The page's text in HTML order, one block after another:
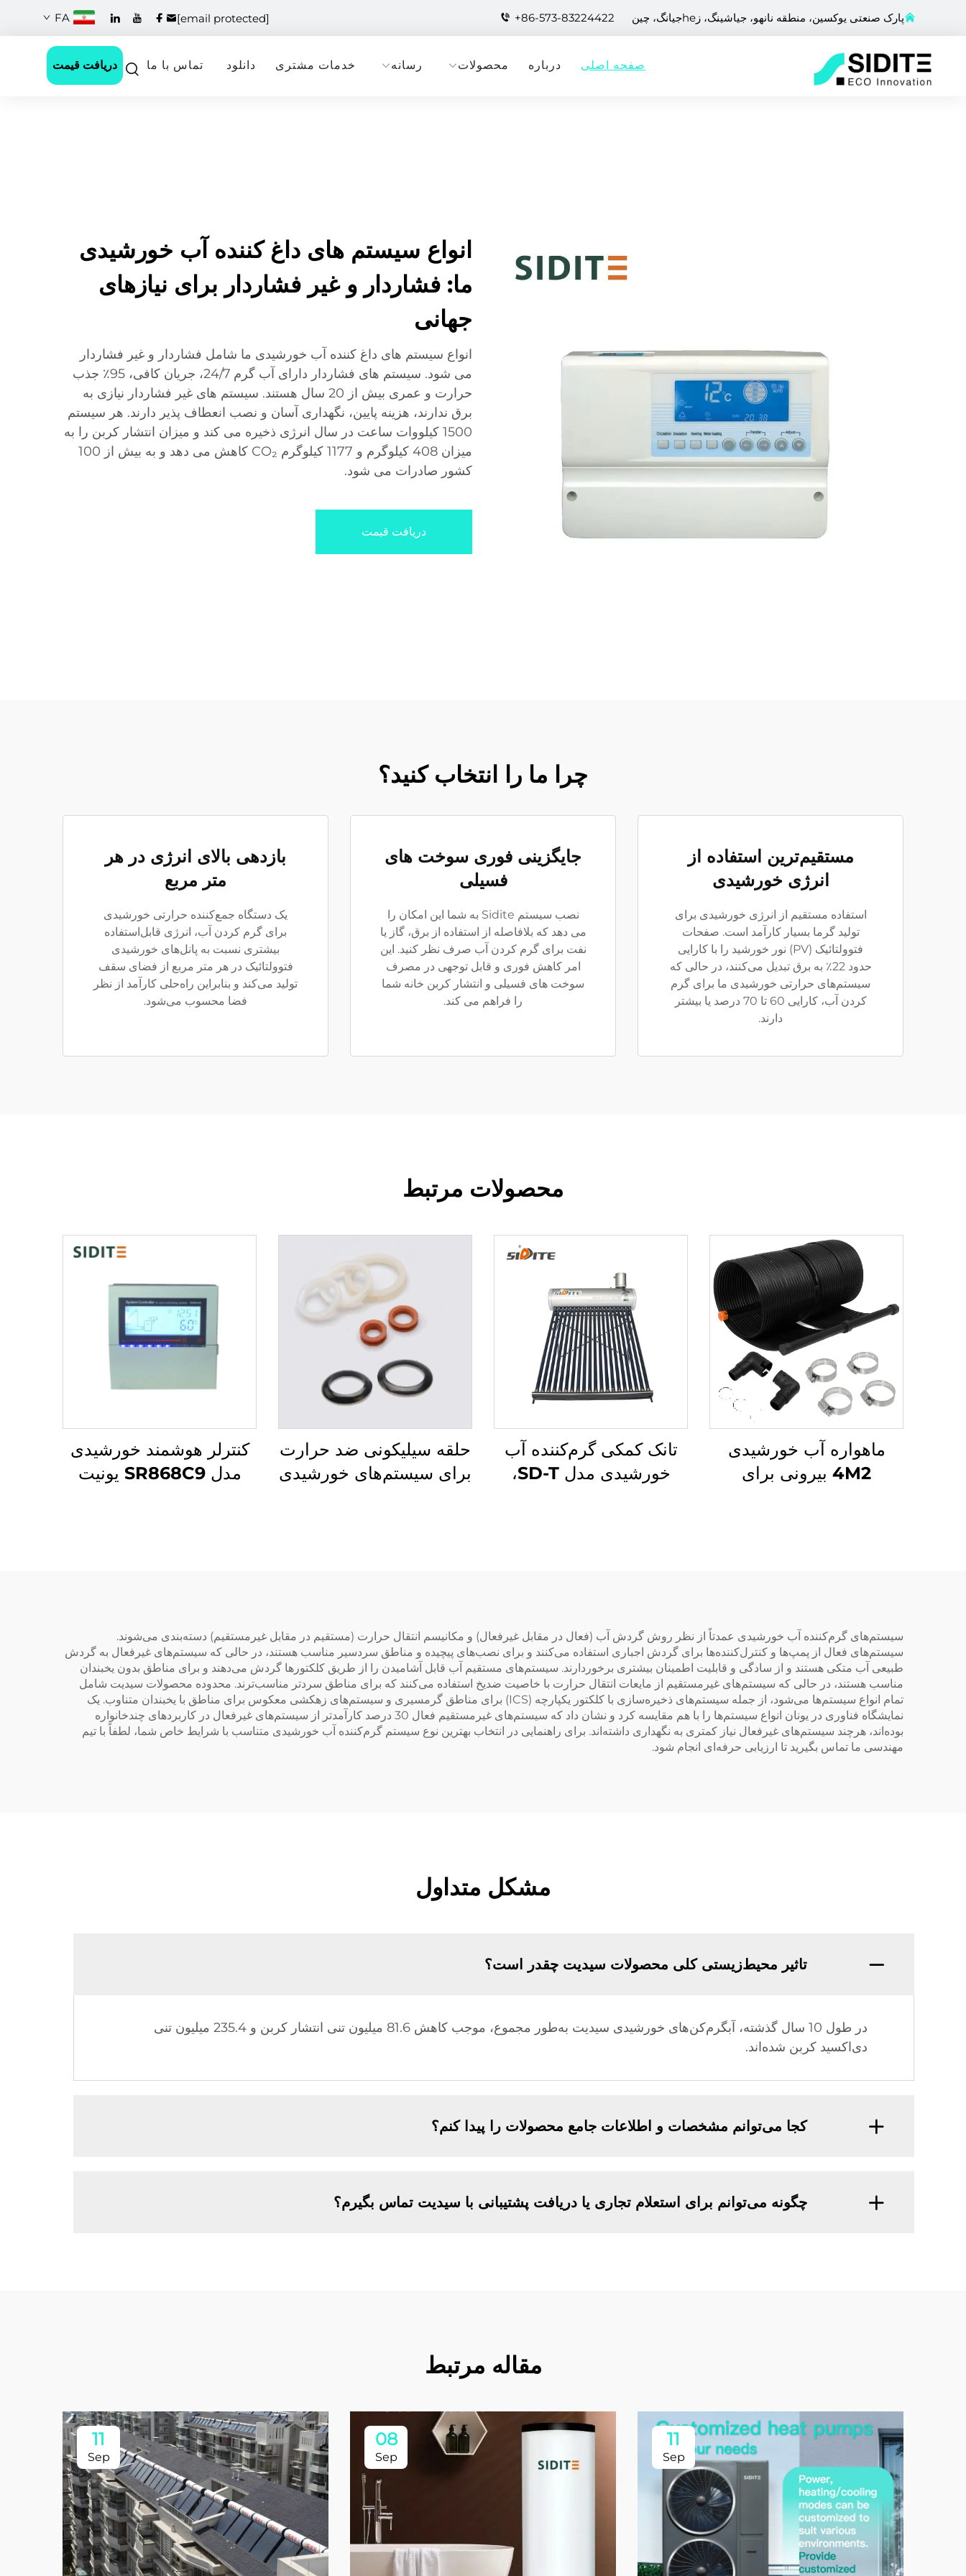
پارک صنعتی یوکسین، منطقه نانهو، جیاشینگ، زheجیانگ، چین +86-573-83224422
[email protected]
FA
صفحه اصلی درباره محصولات رسانه خدمات مشتری دانلود تماس با ما دریافت قیمت
انواع سیستم های داغ کننده آب خورشیدی
ما: فشاردار و غیر فشاردار برای نیازهای
جهانی
انواع سیستم های داغ کننده آب خورشیدی ما شامل فشاردار و غیر فشاردار
می شود. سیستم های فشاردار دارای آب گرم 24/7، جریان کافی، 95٪ جذب
حرارت و عمری بیش از 20 سال هستند. سیستم های غیر فشاردار نیازی به
برق ندارند، هزینه پایین، نگهداری آسان و نصب انعطاف پذیر دارند. هر سیستم
1500 کیلووات ساعت در سال انرژی ذخیره می کند و میزان انتشار کربن را به
میزان 408 کیلوگرم و 1177 کیلوگرم CO₂ کاهش می دهد و به بیش از 100
کشور صادرات می شود.
دریافت قیمت
چرا ما را انتخاب کنید؟
مستقیم‌ترین استفاده از
انرژی خورشیدی
استفاده مستقیم از انرژی خورشیدی برای
تولید گرما بسیار کارآمد است. صفحات
فتوولتائیک (PV) نور خورشید را با کارایی
حدود 22٪ به برق تبدیل می‌کنند، در حالی که
سیستم‌های حرارتی خورشیدی ما برای گرم
کردن آب، کارایی 60 تا 70 درصد یا بیشتر
دارند.
جایگزینی فوری سوخت های
فسیلی
نصب سیستم Sidite به شما این امکان را
می دهد که بلافاصله از استفاده از برق، گاز یا
نفت برای گرم کردن آب صرف نظر کنید. این
امر کاهش فوری و قابل توجهی در مصرف
سوخت های فسیلی و انتشار کربن خانه شما
را فراهم می کند.
بازدهی بالای انرژی در هر
متر مربع
یک دستگاه جمع‌کننده حرارتی خورشیدی
برای گرم کردن آب، انرژی قابل‌استفاده
بیشتری نسبت به پانل‌های خورشیدی
فتوولتائیک در هر متر مربع از فضای سقف
تولید می‌کند و بنابراین راه‌حلی کارآمد از نظر
فضا محسوب می‌شود.
محصولات مرتبط
ماهواره آب خورشیدی
4M2 بیرونی برای
تانک کمکی گرم‌کننده آب
خورشیدی مدل SD-T،
حلقه سیلیکونی ضد حرارت
برای سیستم‌های خورشیدی
کنترلر هوشمند خورشیدی
مدل SR868C9 یونیت
سیستم‌های گرم‌کننده آب خورشیدی عمدتاً از نظر روش گردش آب (فعال در مقابل غیرفعال) و مکانیسم انتقال حرارت (مستقیم در مقابل غیرمستقیم) دسته‌بندی می‌شوند.
سیستم‌های فعال از پمپ‌ها و کنترل‌کننده‌ها برای گردش اجباری استفاده می‌کنند و برای نصب‌های پیچیده و مناطق سردسیر مناسب هستند، در حالی که سیستم‌های غیرفعال به گردش
طبیعی آب متکی هستند و از سادگی و قابلیت اطمینان بیشتری برخوردارند. سیستم‌های مستقیم آب قابل آشامیدن را از طریق کلکتورها گردش می‌دهند و برای مناطق بدون یخبندان
مناسب هستند، در حالی که سیستم‌های غیرمستقیم از مایعات انتقال حرارت با خاصیت ضدیخ استفاده می‌کنند که برای مناطق سردتر مناسب‌ترند. محدوده محصولات سیدیت شامل
تمام انواع سیستم‌ها می‌شود، از جمله سیستم‌های ذخیره‌سازی با کلکتور یکپارچه (ICS) برای مناطق گرمسیری و سیستم‌های زهکشی معکوس برای مناطق با یخبندان متناوب. یک
نمایشگاه فناوری در یونان انواع سیستم‌ها را با هم مقایسه کرد و نشان داد که سیستم‌های غیرمستقیم فعال 30 درصد کارآمدتر از سیستم‌های غیرفعال در کاربردهای چندخانواره
بوده‌اند، هرچند سیستم‌های غیرفعال نیاز کمتری به نگهداری داشته‌اند. برای راهنمایی در انتخاب بهترین نوع سیستم گرم‌کننده آب خورشیدی متناسب با شرایط خاص شما، لطفاً با تیم
مهندسی ما تماس بگیرید تا ارزیابی حرفه‌ای انجام شود.
مشکل متداول
تاثیر محیط‌زیستی کلی محصولات سیدیت چقدر است؟
در طول 10 سال گذشته، آبگرم‌کن‌های خورشیدی سیدیت به‌طور مجموع، موجب کاهش 81.6 میلیون تنی انتشار کربن و 235.4 میلیون تنی
دی‌اکسید کربن شده‌اند.
کجا می‌توانم مشخصات و اطلاعات جامع محصولات را پیدا کنم؟
چگونه می‌توانم برای استعلام تجاری یا دریافت پشتیبانی با سیدیت تماس بگیرم؟
مقاله مرتبط
11
Sep
08
Sep
11
Sep